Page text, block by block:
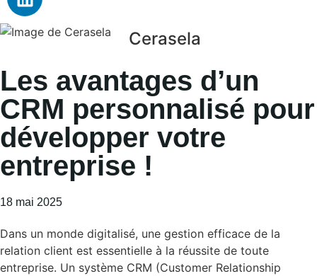
Cerasela
Les avantages d’un
CRM personnalisé pour
développer votre
entreprise !
18 mai 2025
Dans un monde digitalisé, une gestion efficace de la
relation client est essentielle à la réussite de toute
entreprise. Un système CRM (Customer Relationship